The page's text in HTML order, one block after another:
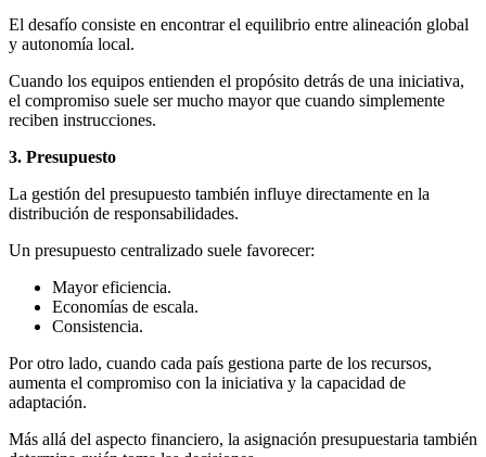
El desafío consiste en encontrar el equilibrio entre alineación global
y autonomía local.
Cuando los equipos entienden el propósito detrás de una iniciativa,
el compromiso suele ser mucho mayor que cuando simplemente
reciben instrucciones.
3. Presupuesto
La gestión del presupuesto también influye directamente en la
distribución de responsabilidades.
Un presupuesto centralizado suele favorecer:
Mayor eficiencia.
Economías de escala.
Consistencia.
Por otro lado, cuando cada país gestiona parte de los recursos,
aumenta el compromiso con la iniciativa y la capacidad de
adaptación.
Más allá del aspecto financiero, la asignación presupuestaria también